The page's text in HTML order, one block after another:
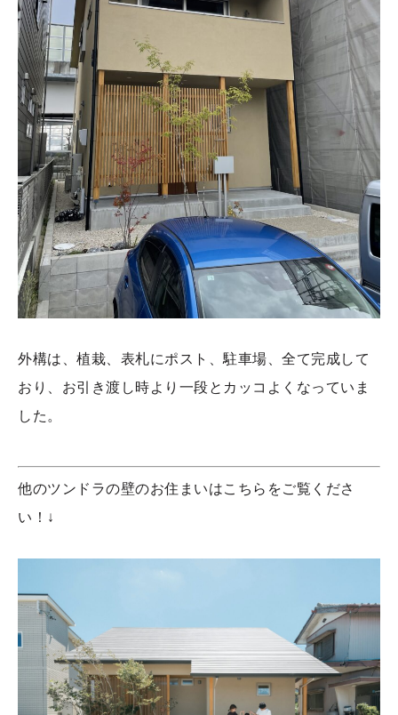
外構は、植栽、表札にポスト、駐車場、全て完成して
おり、お引き渡し時より一段とカッコよくなっていま
した。
他のツンドラの壁のお住まいはこちらをご覧くださ
い！↓